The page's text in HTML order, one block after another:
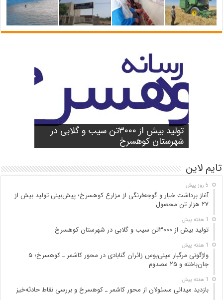
آغاز برداشت خیار و گوجه‌فرنگی از مزارع
کوهسرخ؛ پیش‌بینی تولید بیش از ۲۷ هزار
تن محصول
تولید بیش از ۳۰۰۰تن سیب و گلابی در
شهرستان کوهسرخ
واژگونی مرگبار مینی‌بوس زائران گنابادی
در محور کاشمر ـ کوهسرخ؛ ۵ جان‌باخته و
۲۵ مصدوم
بازدید میدانی مسئولان از محور کاشمر ـ
کوهسرخ و بررسی نقاط حادثه‌خیز
شورای آموزش و پرورش شهرستان
کوهسرخ برگزار شد؛ تأکید بر آمادگی
مدارس برای سال تحصیلی جدید
تایم لاین
5 روز پیش
آغاز برداشت خیار و گوجه‌فرنگی از مزارع کوهسرخ؛ پیش‌بینی تولید بیش از
۲۷ هزار تن محصول
1 هفته پیش
تولید بیش از ۳۰۰۰تن سیب و گلابی در شهرستان کوهسرخ
1 هفته پیش
واژگونی مرگبار مینی‌بوس زائران گنابادی در محور کاشمر ـ کوهسرخ؛ ۵
جان‌باخته و ۲۵ مصدوم
1 هفته پیش
بازدید میدانی مسئولان از محور کاشمر ـ کوهسرخ و بررسی نقاط حادثه‌خیز